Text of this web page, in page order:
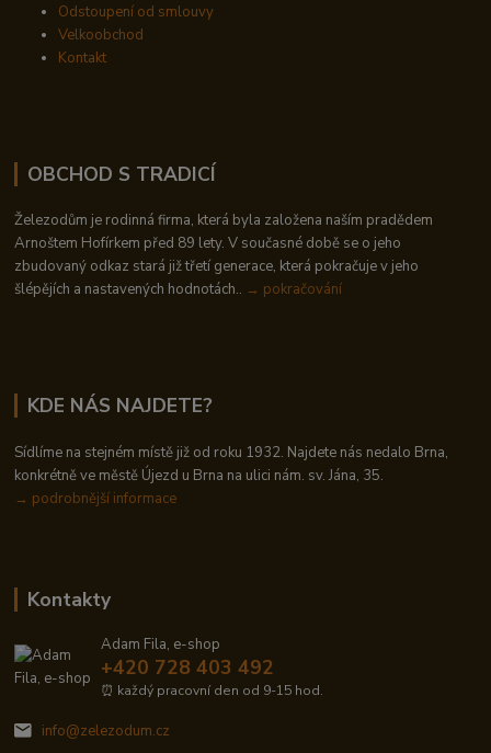
Odstoupení od smlouvy
Velkoobchod
Kontakt
OBCHOD S TRADICÍ
Železodům je rodinná firma, která byla založena naším pradědem
Arnoštem Hofírkem před 89 lety. V současné době se o jeho
zbudovaný odkaz stará již třetí generace, která pokračuje v jeho
šlépějích a nastavených hodnotách.. → pokračování
KDE NÁS NAJDETE?
Sídlíme na stejném místě již od roku 1932. Najdete nás nedalo Brna,
konkrétně ve městě Újezd u Brna na ulici nám. sv. Jána, 35.
→ podrobnější informace
Kontakty
Adam Fila, e-shop
+420 728 403 492
⏰ každý pracovní den od 9-15 hod.
info@zelezodum.cz